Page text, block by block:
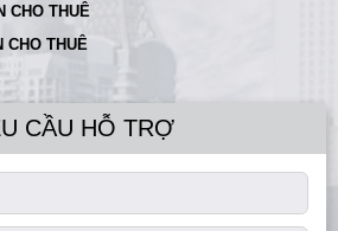
CHO THUÊ
CHO THUÊ
CẦU HỖ TRỢ